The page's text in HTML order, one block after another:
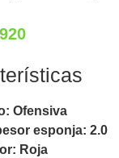
Ofensiva
esponja: 2.0
Roja